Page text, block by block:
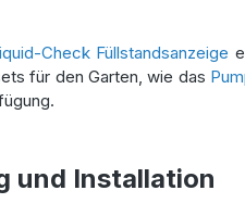
Check Füllstandsanzeige
für den Garten, wie das
und Installation